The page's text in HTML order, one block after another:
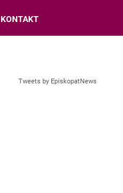
KONTAKT
Tweets by EpiskopatNews